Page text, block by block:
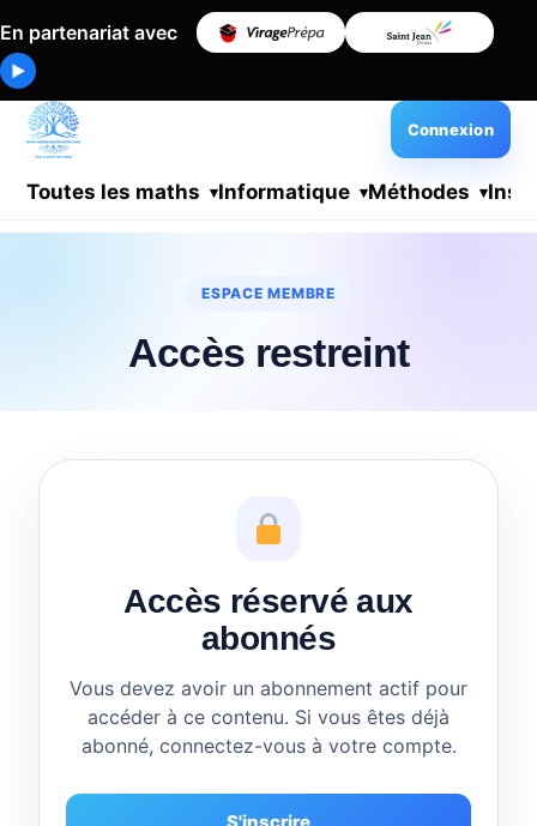
En partenariat avec
▶
Toutes les maths Informatique Méthodes
Connexion
ESPACE MEMBRE
Accès restreint
Accès réservé aux
abonnés
Vous devez avoir un abonnement actif pour
accéder à ce contenu. Si vous êtes déjà
abonné, connectez-vous à votre compte.